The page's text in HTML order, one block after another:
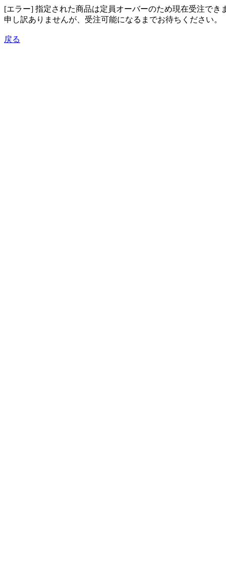
[エラー] 指定された商品は定員オーバーのため現在受注でき
申し訳ありませんが、受注可能になるまでお待ちください。
戻る